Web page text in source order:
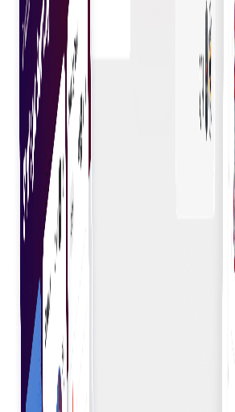
ขอใบเสนอราคาได้อย่างง่ายดาย
ขอใบเสนอราคาได้อย่างง่ายดายผ่านก
กับซัพพลายเออร์หลายราย — เปรียบเที
อย่างมีข้อมูลโดยไม่ต้องสอบถามด้วยตน
ตัดสินใจซื้อได้เร็วขึ้น
เพิ่มประสิทธิภาพให้ธุรกิจคว้าโอกาสได้
กระบวนการที่เรียบง่าย ข้อมูลชัดเจน แ
ช่วยให้ผู้ซื้อตัดสินใจอย่างมั่นใจ